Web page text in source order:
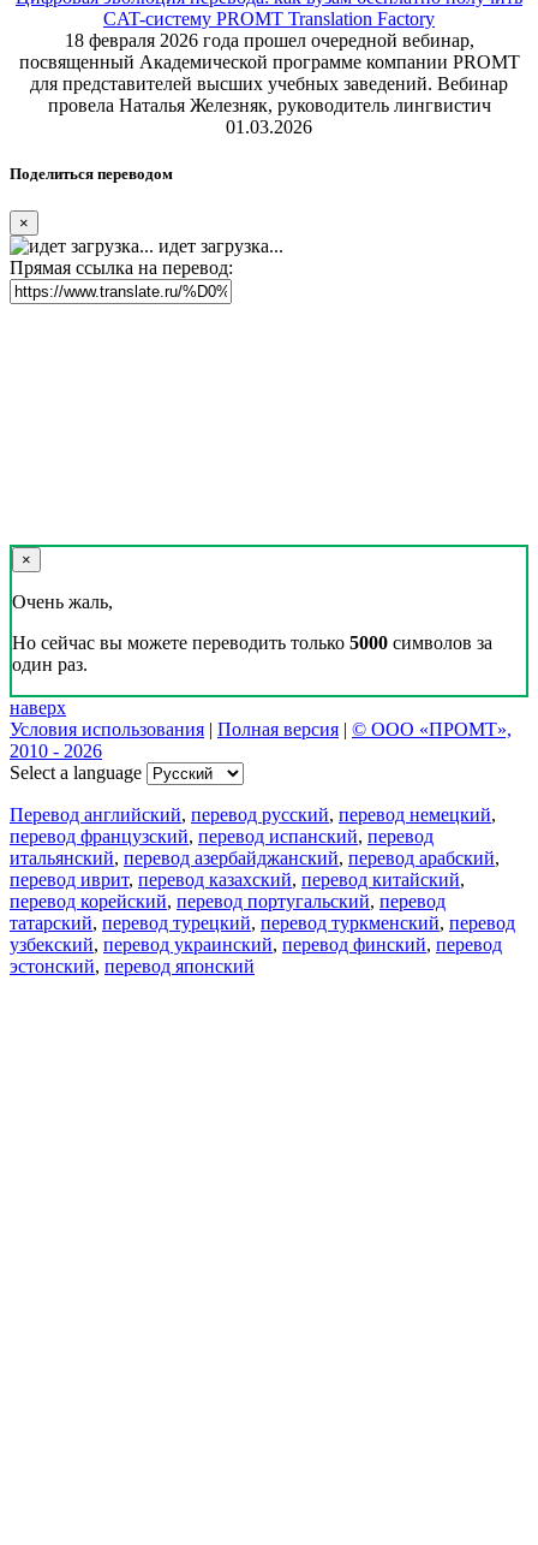
CAT-систему PROMT Translation Factory
18 февраля 2026 года прошел очередной вебинар,
посвященный Академической программе компании PROMT
для представителей высших учебных заведений. Вебинар
провела Наталья Железняк, руководитель лингвистич
01.03.2026
Поделиться переводом
×
идет загрузка...
Прямая ссылка на перевод:
×
Очень жаль,
Но сейчас вы можете переводить только 5000 символов за
один раз.
наверх
Условия использования | Полная версия | © ООО «ПРОМТ»,
2010 - 2026
Select a language
Перевод английский, перевод русский, перевод немецкий,
перевод французский, перевод испанский, перевод
итальянский, перевод азербайджанский, перевод арабский,
перевод иврит, перевод казахский, перевод китайский,
перевод корейский, перевод португальский, перевод
татарский, перевод турецкий, перевод туркменский, перевод
узбекский, перевод украинский, перевод финский, перевод
эстонский, перевод японский